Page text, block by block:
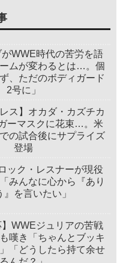
WWE時代の苦労を語
ムが変わるとは…。個
、ただのボディガード
2号に」
ス】オカダ・カズチカ
ーマスクに花束…。米
の試合後にサプライズ
登場
ック・レスナーが現役
みんなに心から『あり
』を言いたい」
】WWEジュリアの苦戦
嘆き「ちゃんとブッキ
「どうしたら持て余せ